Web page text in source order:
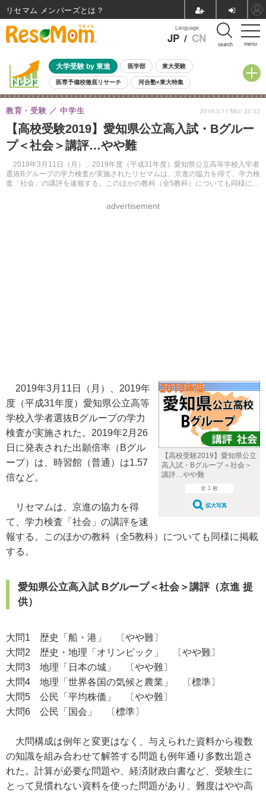
menu
Language
JP / CN search
大学受験 by 東進 医学部 東大受験
医専予備校徹底リサーチ 河合塾×東大特集
親子で考える大学選び 高校受験 中学受験 小学校受験
共通テスト 夏休み
8月開催イベント・WS 全国公立高校 過去問 人気記事
自由研究教材（小学生向け） 自由研究教材（中学生向け）
【高校受験2019】愛知県公立高入試・Bグルー
プ＜社会＞講評…やや難
2019年3月11日（月）、2019年度（平成31年度）愛知県公立高等学校入学者
選抜Bグループの学力検査が実施されたリセマムは、京進の協力を得て、学力検
査「社会」の講評を速報する。このほかの教科（全5教科）についても同様に掲
教育・受験 中学生
advertisement
2019.3.11 Mon 22:33
【高校受験2019】愛知県公立
高入試・Bグループ＜社会＞
講評…やや難
全 1 枚
拡大写真
2019年3月11日（月）、2019年
度（平成31年度）愛知県公立高等
学校入学者選抜Bグループの学力
検査が実施された。2019年2月26
日に発表された出願倍率（Bグル
ープ）は、時習館（普通）は1.57
倍など。
リセマムは、京進の協力を得
て、学力検査「社会」の講評を速
報する。このほかの教科（全5教科）についても同様に掲載
する。
愛知県公立高入試 Bグループ＜社会＞講評（京進 提
供）
大問1 歴史「船・港」 〔やや難〕
大問2 歴史・地理「オリンピック」 〔やや難〕
大問3 地理「日本の城」 〔やや難〕
大問4 地理「世界各国の気候と農業」 〔標準〕
大問5 公民「平均株価」 〔やや難〕
大問6 公民「国会」 〔標準〕
大問構成は例年と変更はなく、与えられた資料から複数
の知識を組み合わせて解答する問題も例年通り多数出題さ
れた。計算が必要な問題や、経済財政白書など、受験生に
とって見慣れない資料を使った問題があり、難度はやや高
リセマム メンバーズ